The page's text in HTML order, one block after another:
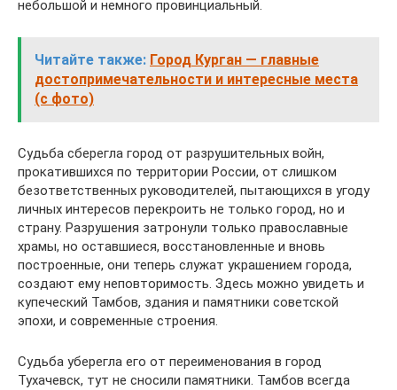
небольшой и немного провинциальный.
Читайте также: Город Курган — главные
достопримечательности и интересные места
(с фото)
Судьба сберегла город от разрушительных войн,
прокатившихся по территории России, от слишком
безответственных руководителей, пытающихся в угоду
личных интересов перекроить не только город, но и
страну. Разрушения затронули только православные
храмы, но оставшиеся, восстановленные и вновь
построенные, они теперь служат украшением города,
создают ему неповторимость. Здесь можно увидеть и
купеческий Тамбов, здания и памятники советской
эпохи, и современные строения.
Судьба уберегла его от переименования в город
Тухачевск, тут не сносили памятники. Тамбов всегда